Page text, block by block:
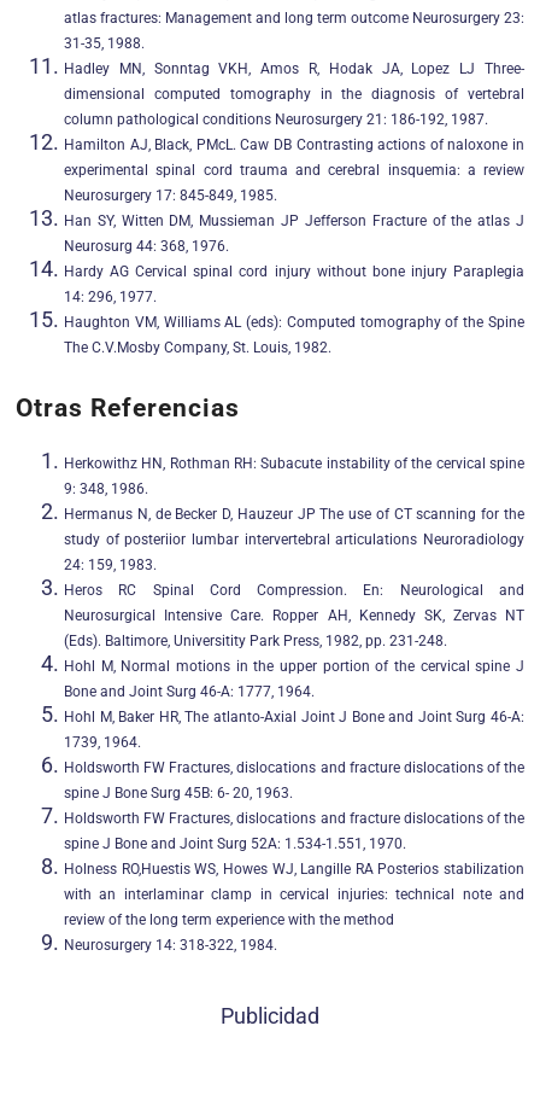
atlas fractures: Management and long term outcome Neurosurgery 23:
31-35, 1988.
Hadley MN, Sonntag VKH, Amos R, Hodak JA, Lopez LJ Three-
dimensional computed tomography in the diagnosis of vertebral
column pathological conditions Neurosurgery 21: 186-192, 1987.
Hamilton AJ, Black, PMcL. Caw DB Contrasting actions of naloxone in
experimental spinal cord trauma and cerebral insquemia: a review
Neurosurgery 17: 845-849, 1985.
Han SY, Witten DM, Mussieman JP Jefferson Fracture of the atlas J
Neurosurg 44: 368, 1976.
Hardy AG Cervical spinal cord injury without bone injury Paraplegia
14: 296, 1977.
Haughton VM, Williams AL (eds): Computed tomography of the Spine
The C.V.Mosby Company, St. Louis, 1982.
Otras Referencias
Herkowithz HN, Rothman RH: Subacute instability of the cervical spine
9: 348, 1986.
Hermanus N, de Becker D, Hauzeur JP The use of CT scanning for the
study of posteriior lumbar intervertebral articulations Neuroradiology
24: 159, 1983.
Heros RC Spinal Cord Compression. En: Neurological and
Neurosurgical Intensive Care. Ropper AH, Kennedy SK, Zervas NT
(Eds). Baltimore, Universitity Park Press, 1982, pp. 231-248.
Hohl M, Normal motions in the upper portion of the cervical spine J
Bone and Joint Surg 46-A: 1777, 1964.
Hohl M, Baker HR, The atlanto-Axial Joint J Bone and Joint Surg 46-A:
1739, 1964.
Holdsworth FW Fractures, dislocations and fracture dislocations of the
spine J Bone Surg 45B: 6- 20, 1963.
Holdsworth FW Fractures, dislocations and fracture dislocations of the
spine J Bone and Joint Surg 52A: 1.534-1.551, 1970.
Holness RO,Huestis WS, Howes WJ, Langille RA Posterios stabilization
with an interlaminar clamp in cervical injuries: technical note and
review of the long term experience with the method
Neurosurgery 14: 318-322, 1984.
Publicidad